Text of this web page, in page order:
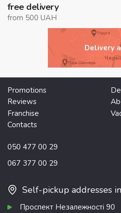
free delivery
from 500 UAH
Delivery
Promotions
Reviews
Franchise
Contacts
050 477 00 29
067 377 00 29
Self-pickup addresses
Проспект Незалежності 90